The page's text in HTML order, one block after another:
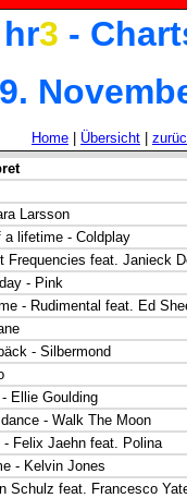
hr3 -
Home Übersicht
Larsson
a lifetime - Coldplay
Frequencies feat. Janieck
- Pink
- Rudimental feat. Ed
- Silbermond
Ellie Goulding
- Walk The Moon
- Felix Jaehn feat. Polina
- Kelvin Jones
Schulz feat. Francesco